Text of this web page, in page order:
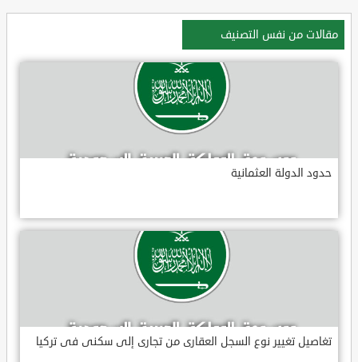
مقالات من نفس التصنيف
حدود الدولة العثمانية
تغاصيل تغيير نوع السجل العقارى من تجارى إلى سكنى فى تركيا